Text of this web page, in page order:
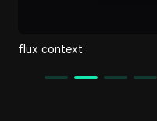
flux context